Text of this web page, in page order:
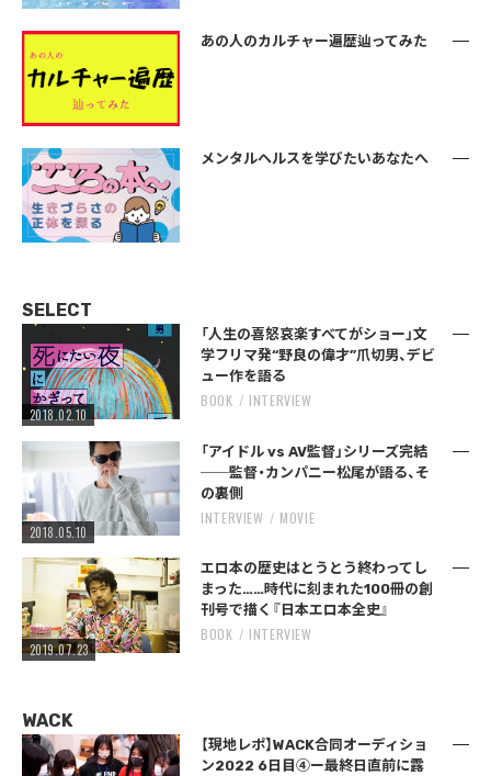
あの人のカルチャー遍歴辿ってみた
メンタルヘルスを学びたいあなたへ
SELECT
2018.02.10
「人生の喜怒哀楽すべてがショー」文
学フリマ発“野良の偉才”爪切男、デビ
ュー作を語る
BOOK INTERVIEW
2018.05.10
「アイドル vs AV監督」シリーズ完結
──監督・カンパニー松尾が語る、そ
の裏側
INTERVIEW MOVIE
2019.07.23
エロ本の歴史はとうとう終わってし
まった……時代に刻まれた100冊の創
刊号で描く『日本エロ本全史』
BOOK INTERVIEW
WACK
【現地レポ】WACK合同オーディショ
ン2022 6日目④ー最終日直前に露